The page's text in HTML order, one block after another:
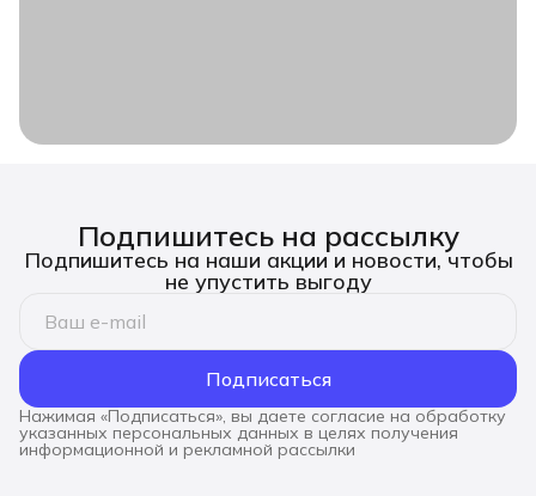
Подпишитесь на рассылку
Подпишитесь на наши акции и новости, чтобы
не упустить выгоду
Подписаться
Нажимая «Подписаться», вы даете согласие на обработку
указанных персональных данных в целях получения
информационной и рекламной рассылки